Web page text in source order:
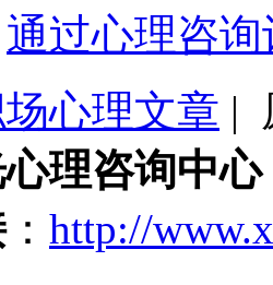
通过心理咨
心理文章 |
理咨询中心
： http://